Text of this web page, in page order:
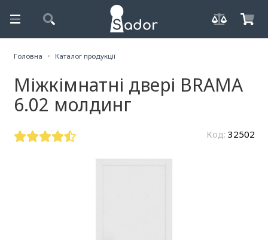
Головна Каталог продукції
Міжкімнатні двері BRAMA
6.02 молдинг
Код: 32502